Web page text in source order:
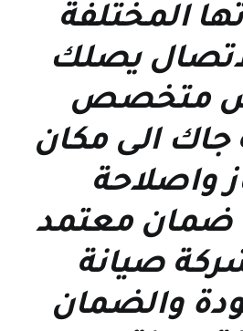
المختلفة
يصلك
متخصص
جاك الى مكان
واصلاحة
ضمان معتمد
صيانة
والضمان